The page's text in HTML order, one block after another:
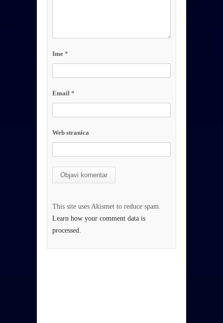
Ime *
Email *
Web stranica
This site uses Akismet to reduce spam.
Learn how your comment data is
processed.